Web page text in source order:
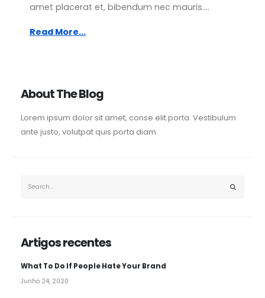
amet placerat et, bibendum nec mauris....
Read More...
About The Blog
Lorem ipsum dolor sit amet, conse elit porta. Vestibulum
ante justo, volutpat quis porta diam.
Artigos recentes
What To Do If People Hate Your Brand
Junho 24, 2020